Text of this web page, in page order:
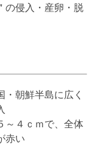
の侵入・産卵・脱
朝鮮半島に広く
４ｃｍで、全体
赤い